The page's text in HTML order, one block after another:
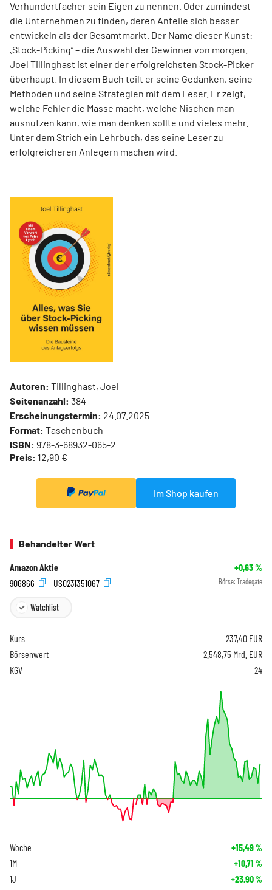
Verhundertfacher sein Eigen zu nennen. Oder zumindest
die Unternehmen zu finden, deren Anteile sich besser
entwickeln als der Gesamtmarkt. Der Name dieser Kunst:
„Stock-Picking“ – die Auswahl der Gewinner von morgen.
Joel Tillinghast ist einer der erfolgreichsten Stock-Picker
überhaupt. In diesem Buch teilt er seine Gedanken, seine
Methoden und seine Strategien mit dem Leser. Er zeigt,
welche Fehler die Masse macht, welche Nischen man
ausnutzen kann, wie man denken sollte und vieles mehr.
Unter dem Strich ein Lehrbuch, das seine Leser zu
erfolgreicheren Anlegern machen wird.
Autoren: Tillinghast, Joel
Seitenanzahl: 384
Erscheinungstermin: 24.07.2025
Format: Taschenbuch
ISBN: 978-3-68932-065-2
Preis: 12,90 €
Im Shop kaufen
Behandelter Wert
Amazon Aktie +0,63%
906866
US0231351067 Börse: Tradegate
Watchlist
Kurs 237,40 EUR
Börsenwert
2.548,75 Mrd. EUR
KGV
24
Woche +15,49%
1M +10,71 %
1J +23,90%